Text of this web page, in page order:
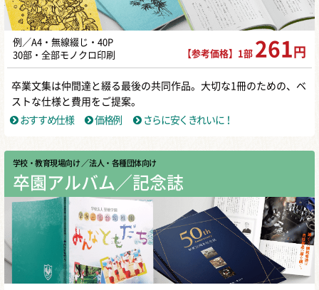
例／A4・無線綴じ・40P
30部・全部モノクロ印刷
【参考価格】1部 261 円
卒業文集は仲間達と綴る最後の共同作品。大切な1冊のための、ベ
ストな仕様と費用をご提案。
おすすめ仕様
価格例 さらに安くきれいに！
学校・教育現場向け ／ 法人・各種団体向け
卒園アルバム／記念誌